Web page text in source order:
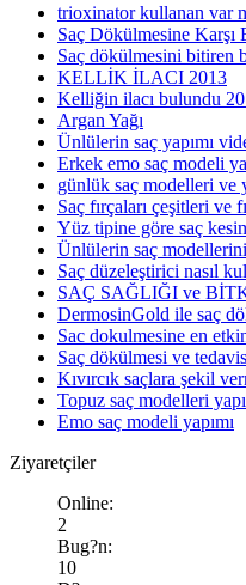
trioxinator kullanan var
Saç Dökülmesine
Saç dökülmesini bitiren
KELLİK İLACI 2013
Kelliğin ilacı bulundu
Argan Yağı
Ünlülerin saç yapımı
Erkek emo saç modeli
günlük saç modelleri ve
Saç fırçaları çeşitleri ve
Yüz tipine göre saç
Ünlülerin saç
Saç düzeleştirici nasıl
SAÇ SAĞLIĞI ve
DermosinGold ile saç
Sac dokulmesine en
Saç dökülmesi ve
Kıvırcık saçlara şekil
Topuz saç modelleri
Emo saç modeli yapımı
Ziyaretçiler
Online:
2
Bug?n:
10